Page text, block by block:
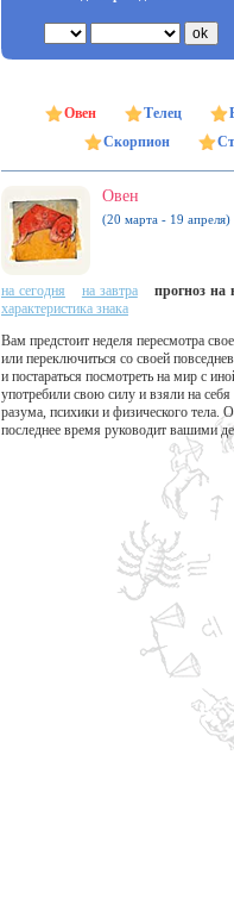
Овен Телец
Скорпион
Овен
(20 марта - 19 апреля)
на сегодня на завтра
прогноз на
характеристика знака
Вам предстоит неделя пересмотра
или переключиться со своей
и постараться посмотреть на мир с
употребили свою силу и взяли на
разума, психики и физического тела.
последнее время руководит вашими